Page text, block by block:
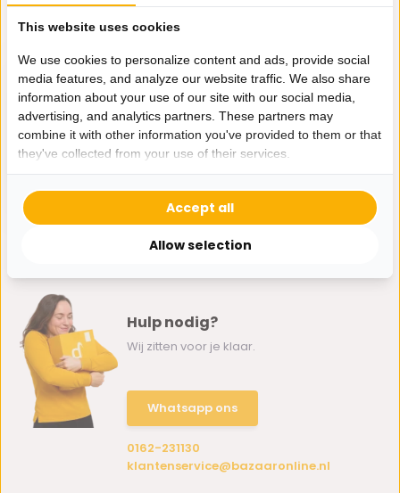
Eerder bekeken door jou
Lantaarn Universe -
179,95
Hulp nodig?
Wij zitten voor je klaar.
Whatsapp ons
0162-231130
klantenservice@bazaaronline.nl
This website uses cookies
We use cookies to personalize content and ads, provide social
media features, and analyze our website traffic. We also share
information about your use of our site with our social media,
advertising, and analytics partners. These partners may
combine it with other information you've provided to them or that
they've collected from your use of their services.
Allow selection
Accept all